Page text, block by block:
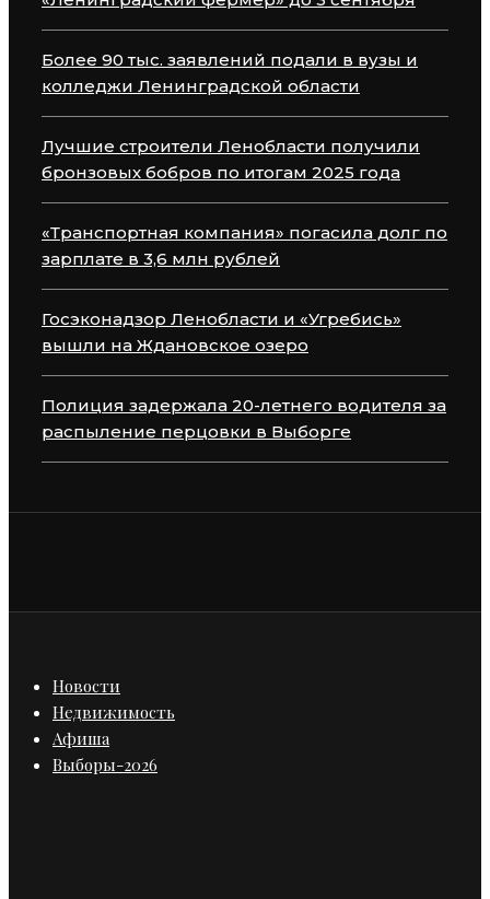
Более 90 тыс. заявлений подали в вузы и
колледжи Ленинградской области
Лучшие строители Ленобласти получили
бронзовых бобров по итогам 2025 года
«Транспортная компания» погасила долг по
зарплате в 3,6 млн рублей
Госэконадзор Ленобласти и «Угребись»
вышли на Ждановское озеро
Полиция задержала 20-летнего водителя за
распыление перцовки в Выборге
Новости
Недвижимость
Афиша
Выборы-2026